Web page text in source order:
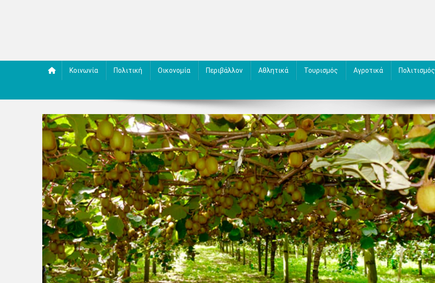
Κοινωνία Πολιτική Οικονομία Περιβάλλον Αθλητικά Τουρισμός Αγροτικά Πολιτισμός